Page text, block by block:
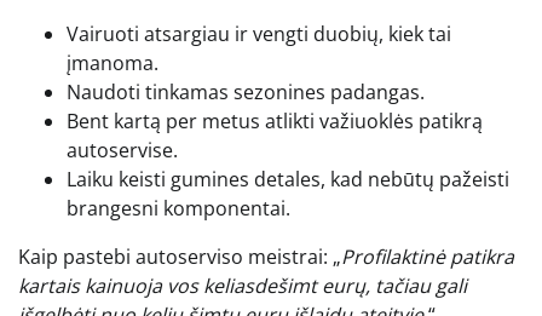
Vairuoti atsargiau ir vengti duobių, kiek tai
įmanoma.
Naudoti tinkamas sezonines padangas.
Bent kartą per metus atlikti važiuoklės patikrą
autoservise.
Laiku keisti gumines detales, kad nebūtų pažeisti
brangesni komponentai.
Kaip pastebi autoserviso meistrai: „Profilaktinė patikra
kartais kainuoja vos keliasdešimt eurų, tačiau gali